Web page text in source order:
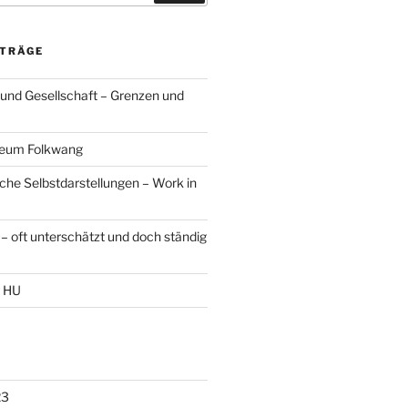
Gesellschaft – Grenzen und
Folkwang
Selbstdarstellungen – Work in
oft unterschätzt und doch ständig